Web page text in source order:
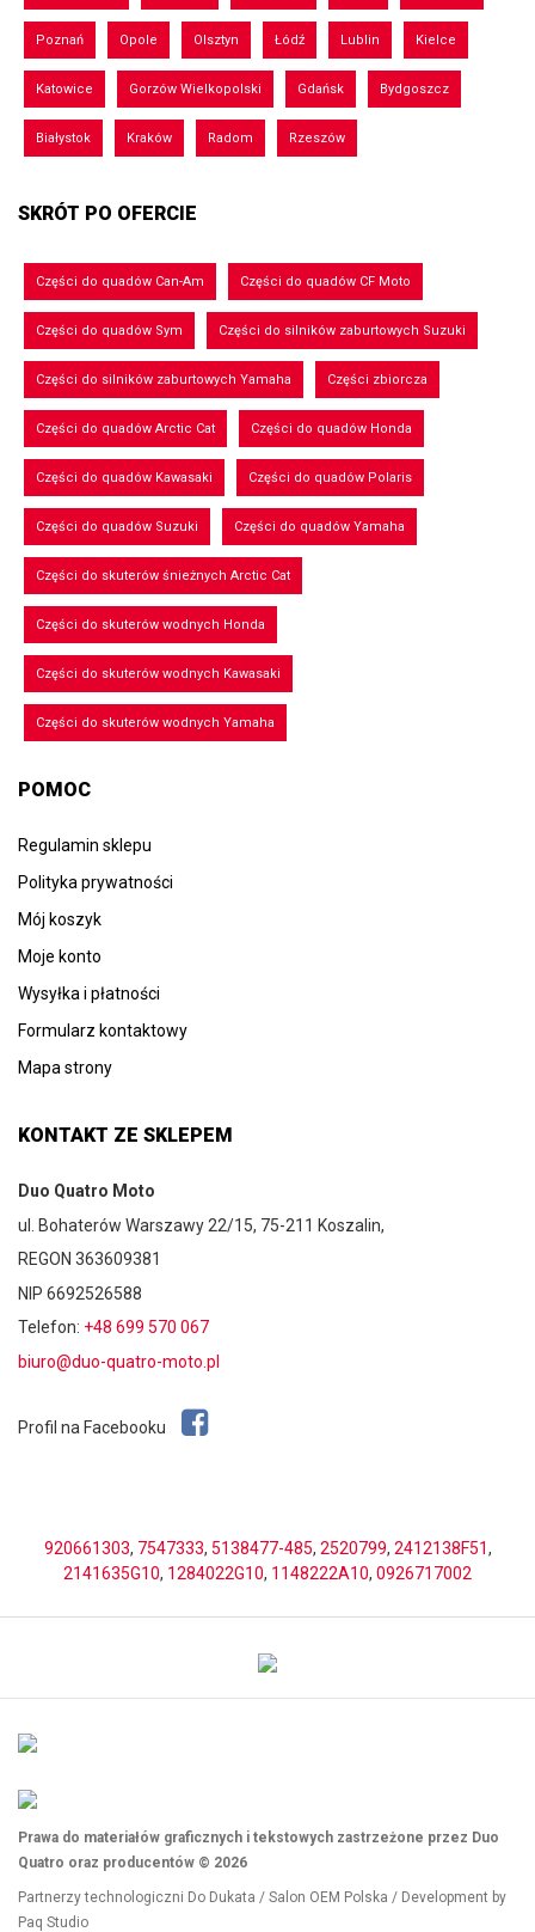
Poznań Opole Olsztyn Łódź Lublin Kielce
Katowice Gorzów Wielkopolski Gdańsk Bydgoszcz
Białystok Kraków Radom Rzeszów
SKRÓT PO OFERCIE
Części do quadów Can-Am Części do quadów CF Moto
Części do quadów Sym Części do silników zaburtowych Suzuki
Części do silników zaburtowych Yamaha Części zbiorcza
Części do quadów Arctic Cat Części do quadów Honda
Części do quadów Kawasaki Części do quadów Polaris
Części do quadów Suzuki Części do quadów Yamaha
Części do skuterów śnieżnych Arctic Cat
Części do skuterów wodnych Honda
Części do skuterów wodnych Kawasaki
Części do skuterów wodnych Yamaha
POMOC
Regulamin sklepu
Polityka prywatności
Mój koszyk
Moje konto
Wysyłka i płatności
Formularz kontaktowy
Mapa strony
KONTAKT ZE SKLEPEM
Duo Quatro Moto
ul. Bohaterów Warszawy 22/15, 75-211 Koszalin,
REGON 363609381
NIP 6692526588
Telefon: +48 699 570 067
biuro@duo-quatro-moto.pl
Profil na Facebooku
920661303, 7547333, 5138477-485, 2520799, 2412138F51,
2141635G10, 1284022G10, 1148222A10, 0926717002
Prawa do materiałów graficznych i tekstowych zastrzeżone przez Duo
Quatro oraz producentów © 2026
Partnerzy technologiczni Do Dukata / Salon OEM Polska / Development by
Paq Studio